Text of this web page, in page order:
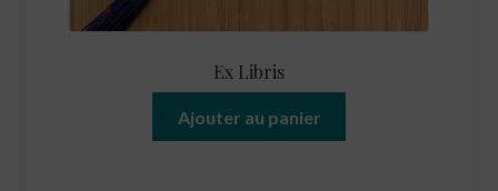
Ex Libris
Ajouter au panier